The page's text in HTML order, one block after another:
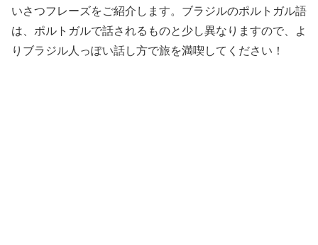
いさつフレーズをご紹介します。ブラジルのポルトガル語
は、ポルトガルで話されるものと少し異なりますので、よ
りブラジル人っぽい話し方で旅を満喫してください！